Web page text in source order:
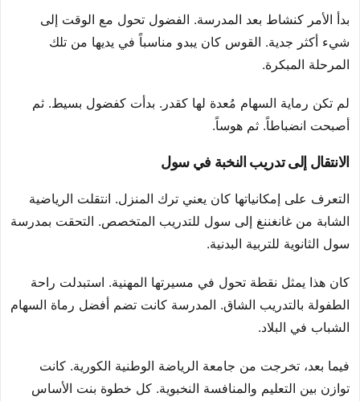
بدأ الأمر كنشاط بعد المدرسة. الفضول تحول مع الوقت إلى
شيء أكثر جدية. القوس كان يبدو مناسباً في يديها من تلك
المرحلة المبكرة.
لم تكن رماية السهام مُعدة لها كقدر. بدأت كفضول بسيط. ثم
أصبحت انضباطاً. ثم هوساً.
الانتقال إلى تدريب النخبة في سول
التعرف على إمكانياتها كان يعني ترك المنزل. انتقلت الرياضية
الشابة من غانغننغ إلى سول للتدريب المتخصص. التحقت بمدرسة
سول الثانوية للتربية البدنية.
كان هذا يمثل نقطة تحول في مسيرتها المهنية. استبدلت راحة
الطفولة بالتدريب الشاق. المدرسة كانت تضم أفضل رماة السهام
الشباب في البلاد.
فيما بعد، تخرجت من جامعة الرياضة الوطنية الكورية. كانت
توازن بين التعليم والمنافسة النخبوية. كل خطوة بنت الأساس